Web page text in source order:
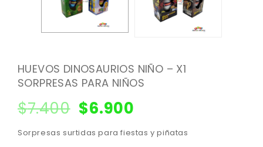
HUEVOS DINOSAURIOS NIÑO – X1
SORPRESAS PARA NIÑOS
$7.400 $6.900
Sorpresas surtidas para fiestas y piñatas